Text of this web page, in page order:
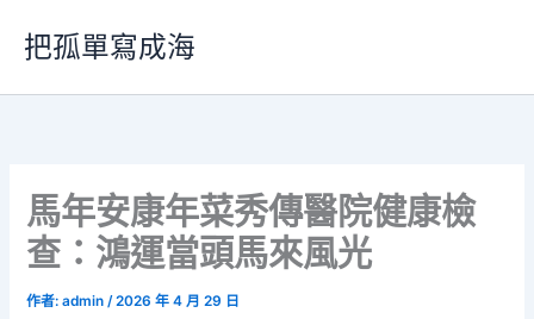
要
把孤單寫成海
馬年安康年菜秀傳醫院健康檢
查：鴻運當頭馬來風光
作者:admin/2026 年 4 月 29 日